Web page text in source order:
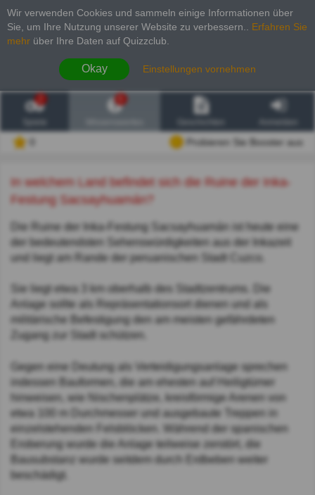
Wir verwenden Cookies und sammeln einige Informationen über
Sie, um Ihre Nutzung unserer Website zu verbessern.
Erfahren Sie
mehr über Ihre Daten auf Quizzclub.
Okay Einstellungen vornehmen
2
Probieren Sie Booster aus
In welchem Land befindet sich die Ruine der Inka-
Festung Sacsayhuamán?
Die Ruine der Inka-Festung Sacsayhuamán ist heute eine
der bedeutendsten Sehenswürdigkeiten aus der Inkazeit
und liegt am Rande der peruanischen Stadt Cuzco.
Sie liegt etwa 3 km oberhalb des Stadtzentrums. Die
Anlage sollte als Repräsentationsort dienen und als
militärische Befestigung den am meisten gefährdeten
Zugang zur Stadt schützen.
Gegen eine Deutung als Verteidigungsanlage sprechen
indessen Bauformen, die am ehesten auf Heiligtümer
hinweisen, wie Nischenplätze, kreisförmige Arenen von
etwa 100 m Durchmesser und ausgebaute Treppen in
einzelstehenden Felsblöcken. Während der spanischen
Eroberung wurde die Anlage teilweise zerstört, die
Bausubstanz wurde seitdem durch Erdbeben weiter
beschädigt.